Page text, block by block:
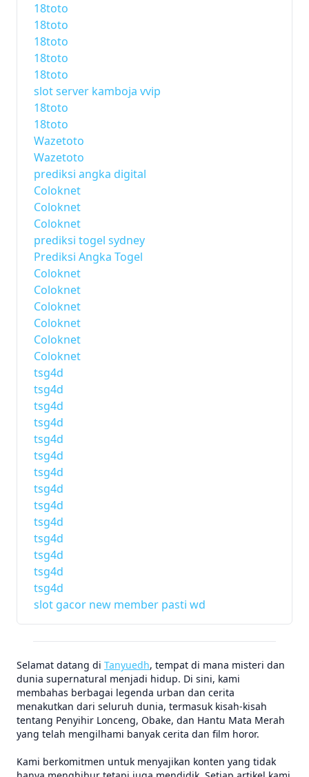
18toto
18toto
18toto
18toto
18toto
slot server kamboja vvip
18toto
18toto
Wazetoto
Wazetoto
prediksi angka digital
Coloknet
Coloknet
Coloknet
prediksi togel sydney
Prediksi Angka Togel
Coloknet
Coloknet
Coloknet
Coloknet
Coloknet
Coloknet
tsg4d
tsg4d
tsg4d
tsg4d
tsg4d
tsg4d
tsg4d
tsg4d
tsg4d
tsg4d
tsg4d
tsg4d
tsg4d
tsg4d
slot gacor new member pasti wd
Selamat datang di Tanyuedh, tempat di mana misteri dan
dunia supernatural menjadi hidup. Di sini, kami
membahas berbagai legenda urban dan cerita
menakutkan dari seluruh dunia, termasuk kisah-kisah
tentang Penyihir Lonceng, Obake, dan Hantu Mata Merah
yang telah mengilhami banyak cerita dan film horor.
Kami berkomitmen untuk menyajikan konten yang tidak